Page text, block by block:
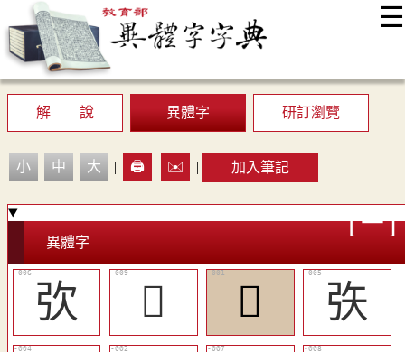
☰
最新消息
顯示模式
網站導覽
解 說
異體字 研訂瀏覽
小 中 大 | 🖨️ ✉️ | 加入筆記
異體字
弞 󸉇 𥎧
矤